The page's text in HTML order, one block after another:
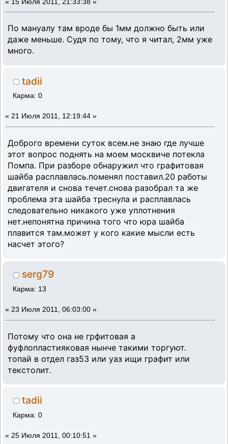
« 15 Июля 2011, 21:33:38 »
По мануалу там вроде бы 1мм должно быть или
даже меньше. Судя по тому, что я читал, 2мм уже
много.
tadii
Карма: 0
« 21 Июля 2011, 12:19:44 »
Доброго времени суток всем.не знаю где лучше
этот вопрос поднять на моем москвиче потекла
Помпа. При разборе обнаружил что графитовая
шайба расплавлась.поменял поставил.20 работы
двигателя и снова течет.снова разобрал та же
проблема эта шайба треснула и расплавлась
следовательно никакого уже уплотнения
нет.непонятна причина того что юра шайба
плавится там.может у кого какие мысли есть
насчет этого?
serg79
Карма: 13
« 23 Июля 2011, 06:03:00 »
Потому что она не грфитовая а
фуфлопластияковая нынче такими торгуют.
топай в отдел газ53 или уаз ищи графит или
текстолит.
tadii
Карма: 0
« 25 Июля 2011, 00:10:51 »